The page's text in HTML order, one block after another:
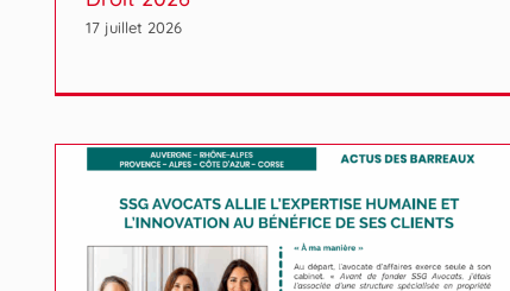
17 juillet 2026